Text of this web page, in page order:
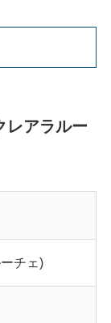
レアラルー
チェ)